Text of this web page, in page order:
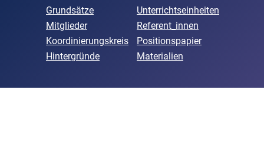
Grundsätze
Unterrichtseinheiten
Mitglieder
Referent_innen
Koordinierungskreis
Positionspapier
Hintergründe
Materialien